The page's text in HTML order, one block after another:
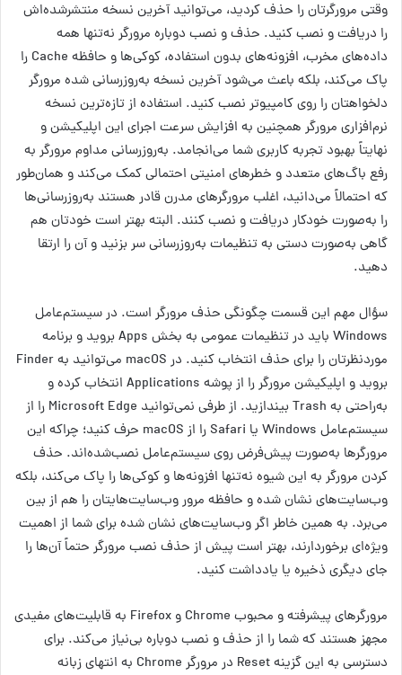
وقتی مرورگرتان را حذف کردید، می‌توانید آخرین نسخه منتشرشده‌اش
را دریافت و نصب کنید. حذف و نصب دوباره مرورگر نه‌تنها همه
داده‌های مخرب، افزونه‌های بدون استفاده، کوکی‌ها و حافظه Cache را
پاک می‌کند، بلکه باعث می‌شود آخرین نسخه به‌روزرسانی شده مرورگر
دلخواهتان را روی کامپیوتر نصب کنید. استفاده از تازه‌ترین نسخه‌
نرم‌افزاری مرورگر همچنین به افزایش سرعت اجرای این اپلیکیشن و
نهایتاً بهبود تجربه کاربری شما می‌انجامد. به‌روزرسانی مداوم مرورگر به
رفع باگ‌های متعدد و خطرهای امنیتی احتمالی کمک می‌کند و همان‌طور
که احتمالاً می‌دانید، اغلب مرورگرهای مدرن قادر هستند به‌روزرسانی‌ها
را به‌صورت خودکار دریافت و نصب کنند. البته بهتر است خودتان هم
گاهی به‌صورت دستی به تنظیمات به‌روزرسانی سر بزنید و آن را ارتقا
دهید.
سؤال مهم این قسمت چگونگی حذف مرورگر است. در سیستم‌عامل
Windows باید در تنظیمات عمومی به بخش Apps بروید و برنامه
موردنظرتان را برای حذف انتخاب کنید. در macOS می‌توانید به Finder
بروید و اپلیکیشن مرورگر را از پوشه Applications انتخاب کرده و
به‌راحتی به Trash بیندازید. از طرفی نمی‌توانید Microsoft Edge را از
سیستم‌عامل Windows یا Safari را از macOS حرف کنید؛ چراکه این
مرورگرها به‌صورت پیش‌فرض روی سیستم‌عامل نصب‌شده‌اند. حذف
کردن مرورگر به این شیوه نه‌تنها افزونه‌ها و کوکی‌ها را پاک می‌کند، بلکه
وب‌سایت‌های نشان شده و حافظه مرور وب‌سایت‌هایتان را هم از بین
می‌برد. به همین خاطر اگر وب‌سایت‌های نشان شده برای شما از اهمیت
ویژه‌ای برخوردارند، بهتر است پیش از حذف نصب مرورگر حتماً آن‌ها را
جای دیگری ذخیره یا یادداشت کنید.
مرورگرهای پیشرفته و محبوب Chrome و Firefox به قابلیت‌های مفیدی
مجهز هستند که شما را از حذف و نصب دوباره بی‌نیاز می‌کند. برای
دسترسی به این گزینه Reset در مرورگر Chrome به انتهای زبانه